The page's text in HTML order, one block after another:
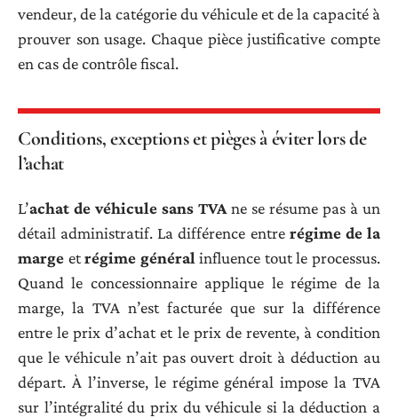
vendeur, de la catégorie du véhicule et de la capacité à
prouver son usage. Chaque pièce justificative compte
en cas de contrôle fiscal.
Conditions, exceptions et pièges à éviter lors de
l’achat
L’achat de véhicule sans TVA ne se résume pas à un
détail administratif. La différence entre régime de la
marge etrégime général influence tout le processus.
Quand le concessionnaire applique le régime de la
marge, la TVA n’est facturée que sur la différence
entre le prix d’achat et le prix de revente, à condition
que le véhicule n’ait pas ouvert droit à déduction au
départ. À l’inverse, le régime général impose la TVA
sur l’intégralité du prix du véhicule si la déduction a